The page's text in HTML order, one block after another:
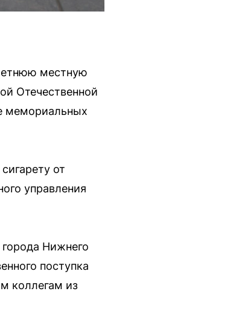
местную
Отечественной
мемориальных
от
управления
Нижнего
поступка
коллегам из